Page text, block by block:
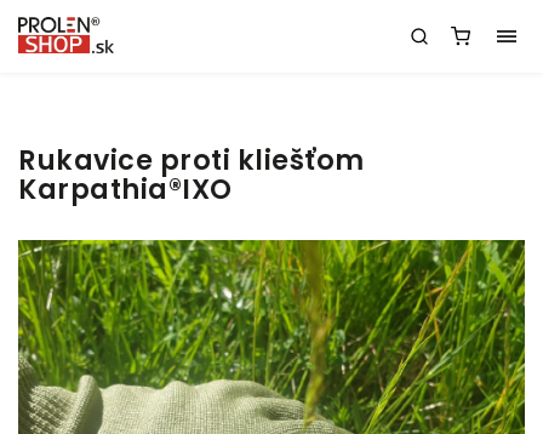
Rukavice proti kliešťom
Karpathia®IXO